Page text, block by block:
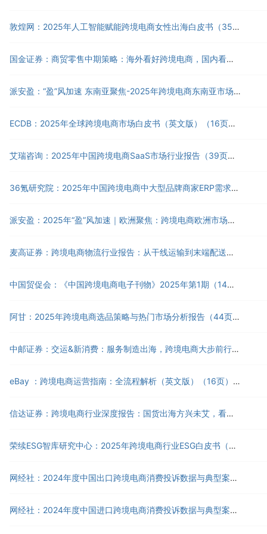
敦煌网：2025年人工智能赋能跨境电商女性出海白皮书（35页）.pdf
国金证券：商贸零售中期策略：海外看好跨境电商，国内看好新消费beta（47页）.pdf
派安盈：“盈”风加速 东南亚聚焦-2025年跨境电商东南亚市场进入战略白皮书（14页）.pdf
ECDB：2025年全球跨境电商市场白皮书（英文版）（16页）.pdf
艾瑞咨询：2025年中国跨境电商SaaS市场行业报告（39页）.pdf
36氪研究院：2025年中国跨境电商中大型品牌商家ERP需求洞察报告（41页）.pdf
派安盈：2025年“盈”风加速｜欧洲聚焦：跨境电商欧洲市场进入战略白皮书（14页）.pdf
麦高证券：跨境电商物流行业报告：从干线运输到末端配送，解码跨境电商物流市场战略机遇（37页）.pdf
中国贸促会：《中国跨境电商电子刊物》2025年第1期（14页）.pdf
阿甘：2025年跨境电商选品策略与热门市场分析报告（44页）.pdf
中邮证券：交运&新消费：服务制造出海，跨境电商大步前行（93页）.pdf
eBay ：跨境电商运营指南：全流程解析（英文版）（16页）.pdf
信达证券：跨境电商行业深度报告：国货出海方兴未艾，看好供应链及品牌全球化（32页）.pdf
荣续ESG智库研究中心：2025年跨境电商行业ESG白皮书（68页）.pdf
网经社：2024年度中国出口跨境电商消费投诉数据与典型案例报告（32页）.doc
网经社：2024年度中国进口跨境电商消费投诉数据与典型案例报告（47页）.doc